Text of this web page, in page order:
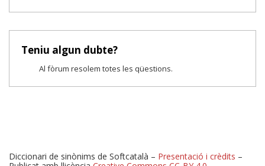
Teniu algun dubte?
Al fòrum resolem totes les qüestions.
Diccionari de sinònims de Softcatalà – Presentació i crèdits –